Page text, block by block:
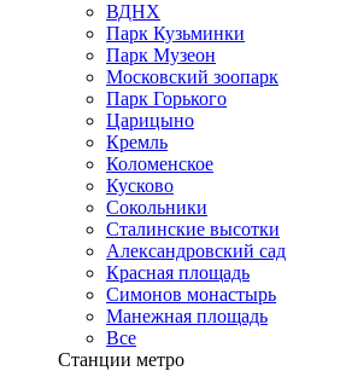
ВДНХ
Парк Кузьминки
Парк Музеон
Московский зоопарк
Парк Горького
Царицыно
Кремль
Коломенское
Кусково
Сокольники
Сталинские высотки
Александровский сад
Красная площадь
Симонов монастырь
Манежная площадь
Все
Станции метро